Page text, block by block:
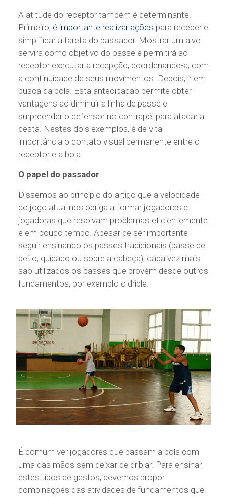
A atitude do receptor também é determinante.
Primeiro, é importante realizar ações para receber e
simplificar a tarefa do passador. Mostrar um alvo
servirá como objetivo do passe e permitirá ao
receptor executar a recepção, coordenando-a, com
a continuidade de seus movimentos. Depois, ir em
busca da bola. Esta antecipação permite obter
vantagens ao diminuir a linha de passe e
surpreender o defensor no contrapé, para atacar a
cesta. Nestes dois exemplos, é de vital
importância o contato visual permanente entre o
receptor e a bola.
O papel do passador
Dissemos ao princípio do artigo que a velocidade
do jogo atual nos obriga a formar jogadores e
jogadoras que resolvam problemas eficientemente
e em pouco tempo. Apesar de ser importante
seguir ensinando os passes tradicionais (passe de
peito, quicado ou sobre a cabeça), cada vez mais
são utilizados os passes que provém desde outros
fundamentos, por exemplo o drible.
É comum ver jogadores que passam a bola com
uma das mãos sem deixar de driblar. Para ensinar
estes tipos de gestos, devemos propor
combinações das atividades de fundamentos que